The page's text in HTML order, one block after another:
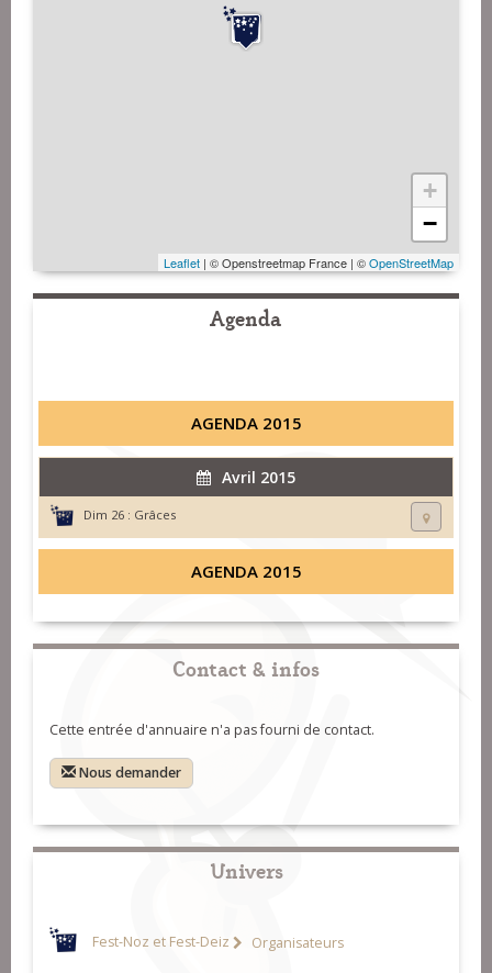
+
−
Leaflet | © Openstreetmap France | ©OpenStreetMap
Agenda
AGENDA 2015
Avril 2015
Dim 26 : Grâces
AGENDA 2015
Contact & infos
Cette entrée d'annuaire n'a pas fourni de contact.
Nous demander
Univers
Fest-Noz et Fest-Deiz Organisateurs